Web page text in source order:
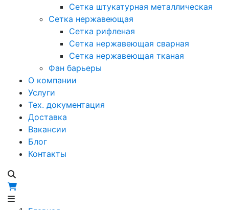
Сетка штукатурная металлическая
Сетка нержавеющая
Сетка рифленая
Сетка нержавеющая сварная
Сетка нержавеющая тканая
Фан барьеры
О компании
Услуги
Тех. документация
Доставка
Вакансии
Блог
Контакты